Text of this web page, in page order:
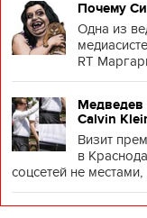
Почему
Одна из
RT
Медведев
Calvin
Визит
в
соцсетей не местами,